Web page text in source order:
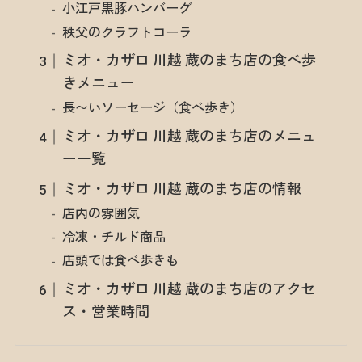
小江戸黒豚ハンバーグ
秩父のクラフトコーラ
ミオ・カザロ 川越 蔵のまち店の食べ歩
きメニュー
長〜いソーセージ（食べ歩き）
ミオ・カザロ 川越 蔵のまち店のメニュ
ー一覧
ミオ・カザロ 川越 蔵のまち店の情報
店内の雰囲気
冷凍・チルド商品
店頭では食べ歩きも
ミオ・カザロ 川越 蔵のまち店のアクセ
ス・営業時間